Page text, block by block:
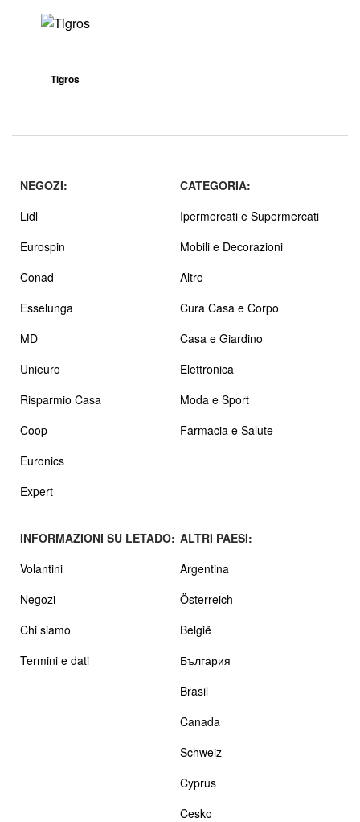
Tigros
NEGOZI:
Lidl
Eurospin
Conad
Esselunga
MD
Unieuro
Risparmio Casa
Coop
Euronics
Expert
CATEGORIA:
Ipermercati e Supermercati
Mobili e Decorazioni
Altro
Cura Casa e Corpo
Casa e Giardino
Elettronica
Moda e Sport
Farmacia e Salute
INFORMAZIONI SU LETADO:
Volantini
Negozi
Chi siamo
Termini e dati
ALTRI PAESI:
Argentina
Österreich
België
България
Brasil
Canada
Schweiz
Cyprus
Česko